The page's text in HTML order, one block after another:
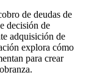
de deudas de
decisión de
adquisición de
explora cómo
para crear